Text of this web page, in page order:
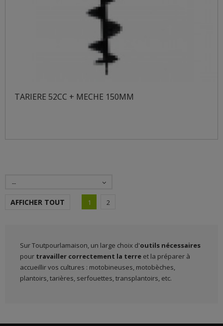
TARIERE 52CC + MECHE 150MM
--
AFFICHER TOUT 1 2
Sur Toutpourlamaison, un large choix d'outils nécessaires
pour travailler correctement la terre et la préparer à
accueillir vos cultures : motobineuses, motobèches,
plantoirs, tarières, serfouettes, transplantoirs, etc.